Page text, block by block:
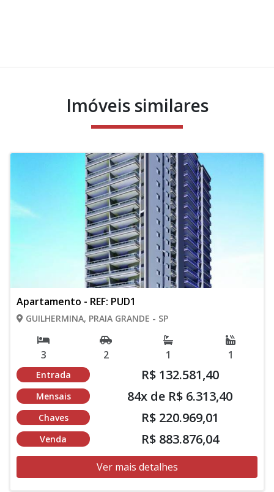
Imóveis similares
Apartamento - REF: PUD1
GUILHERMINA, PRAIA GRANDE - SP
3 2 1 1
Entrada R$ 132.581,40
Mensais 84x de R$ 6.313,40
Chaves R$ 220.969,01
Venda R$ 883.876,04
Ver mais detalhes